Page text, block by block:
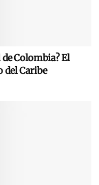
Colombia? El
del Caribe